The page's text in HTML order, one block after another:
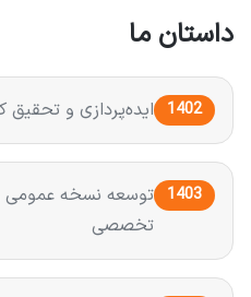
داستان ما
1402 ایده‌پردازی و تحقیق
1403
توسعه نسخه عمومی
تخصصی